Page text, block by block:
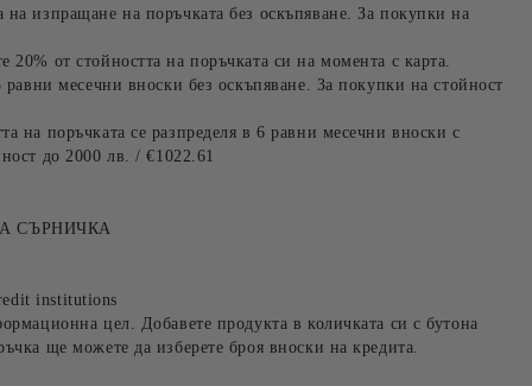
изпращане на поръчката без оскъпяване. За покупки на
от стойността на поръчката си на момента с карта.
равни месечни вноски без оскъпяване. За покупки на стойност
на поръчката се разпределя в 6 равни месечни вноски с
до 2000 лв. / €1022.61
СЪРНИЧКА
institutions
цел. Добавете продукта в количката си с бутона
ще можете да изберете броя вноски на кредита.